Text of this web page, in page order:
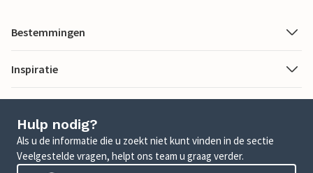
Bestemmingen
Inspiratie
Hulp nodig?
Als u de informatie die u zoekt niet kunt vinden in de sectie
Veelgestelde vragen, helpt ons team u graag verder.